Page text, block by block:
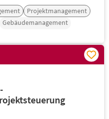
Projektmanagement
Gebäudemanagement